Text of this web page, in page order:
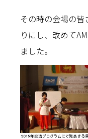
その時の会場の
りにし、改めて
ました。